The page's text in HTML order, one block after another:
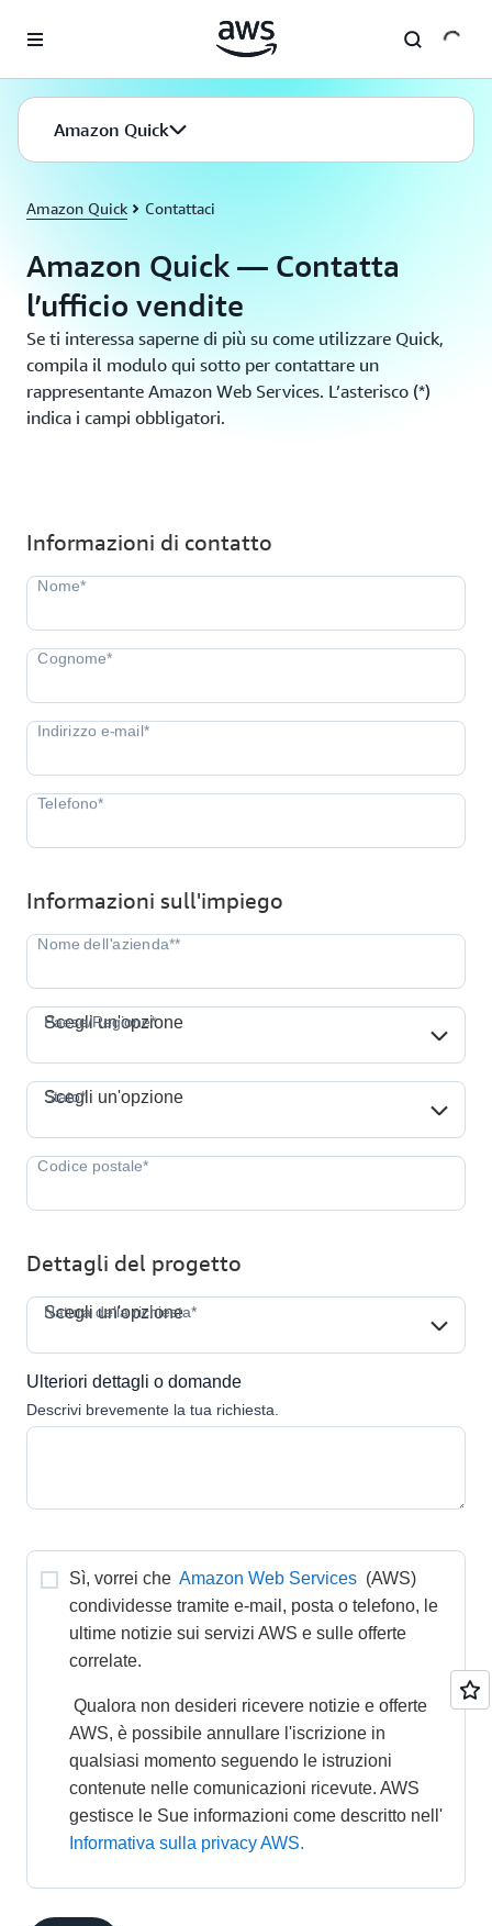
Amazon Quick
Amazon Quick Contattaci
Amazon Quick — Contatta
l’ufficio vendite
Se ti interessa saperne di più su come utilizzare Quick,
compila il modulo qui sotto per contattare un
rappresentante Amazon Web Services. L’asterisco (*)
indica i campi obbligatori.
Informazioni di contatto
Informazioni sull'impiego
Paese/Regione*
Scegli un'opzione
Stato*
Scegli un'opzione
Dettagli del progetto
Natura della richiesta*
Scegli un'opzione
Ulteriori dettagli o domande
Descrivi brevemente la tua richiesta.
Sì, vorrei che Amazon Web Services (AWS)
condividesse tramite e-mail, posta o telefono, le
ultime notizie sui servizi AWS e sulle offerte
correlate.
AWS, è possibile annullare l'iscrizione in
qualsiasi momento seguendo le istruzioni
contenute nelle comunicazioni ricevute. AWS
Informativa sulla privacy AWS.